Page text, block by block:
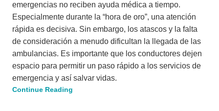
emergencias no reciben ayuda médica a tiempo.
Especialmente durante la “hora de oro”, una atención
rápida es decisiva. Sin embargo, los atascos y la falta
de consideración a menudo dificultan la llegada de las
ambulancias. Es importante que los conductores dejen
espacio para permitir un paso rápido a los servicios de
emergencia y así salvar vidas.
Continue Reading